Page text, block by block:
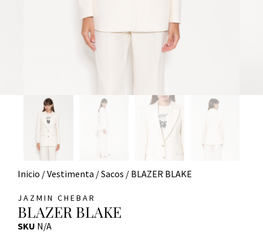
Inicio /Vestimenta /Sacos / BLAZER BLAKE
JAZMIN CHEBAR
BLAZER BLAKE
SKU N/A